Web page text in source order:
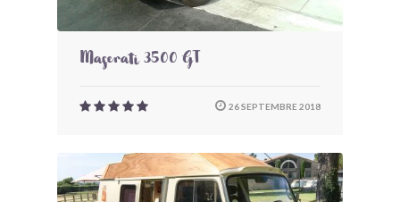
Maserati 3500 GT
26 SEPTEMBRE 2018